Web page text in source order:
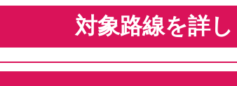
対象路線を詳